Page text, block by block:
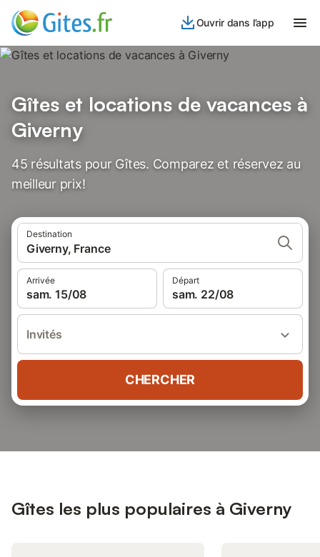
Ouvrir dans l’app
Gîtes et locations de vacances à
Giverny
45 résultats pour Gîtes. Comparez et réservez au
meilleur prix!
Destination
Giverny, France
Arrivée
sam. 15/08
Départ
sam. 22/08
Invités
CHERCHER
Gîtes les plus populaires à Giverny